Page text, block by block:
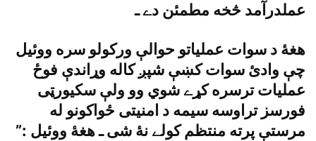
عملدرآمد څخه مطمئن دے ـ
هغۀ د سوات عملياتو حوالې ورکولو سره ووئيل
چې وادئ سوات کښې شپږ کاله وړاندې فوځ
عمليات ترسره کړے شوي وو ولې سکيورټى
فورسز تراوسه سيمه د امنيتى ځواکونو له
مرستې پرته منتظم کولے نۀ شى ـ هغۀ ووئيل :”